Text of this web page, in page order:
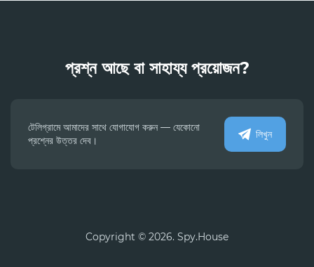
প্রশ্ন আছে বা সাহায্য প্রয়োজন?
টেলিগ্রামে আমাদের সাথে যোগাযোগ করুন — যেকোনো
প্রশ্নের উত্তর দেব।
লিখুন
Copyright © 2026. Spy.House